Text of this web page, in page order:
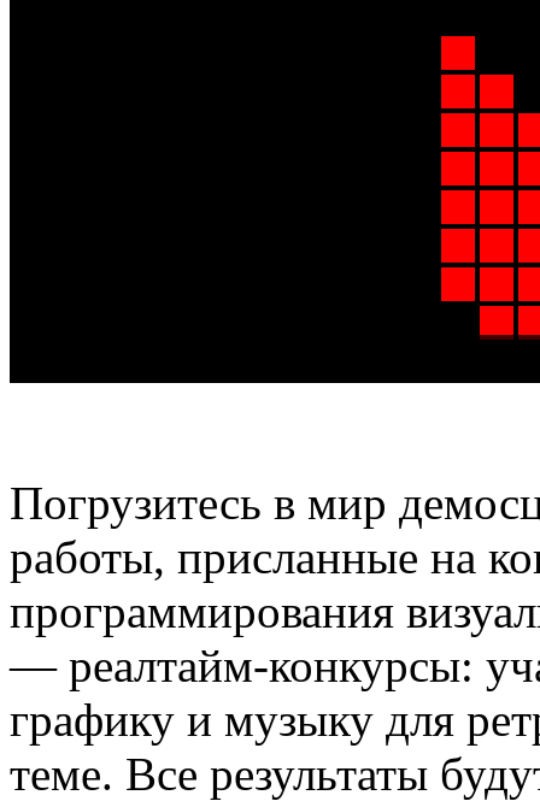
Погрузитесь в мир
работы, присланные на
программирования
— реалтайм-конкурсы:
графику и музыку для
теме. Все результаты